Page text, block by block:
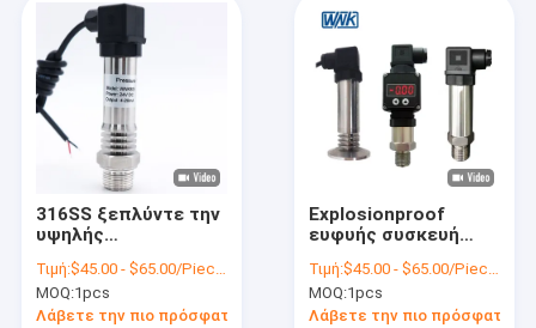
316SS ξεπλύντε την
υψηλής
συσκευή αποστολής
σημάτων πίεσης με
Heatsinks
Τιμή:$45.00 - $65.00/Pieces
MOQ:1pcs
Λάβετε την πιο πρόσφατη τιμή
Explosionproof
ευφυής συσκευή
πίεσης, επίπεδος
αισθητήρας πίεσης
διαφραγμάτων cOem
Τιμή:$45.00 - $65.00/Pieces
MOQ:1pcs
Λάβετε την πιο πρόσφατη